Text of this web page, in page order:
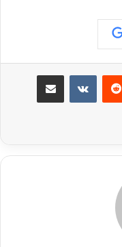
مشاركة عبر البريد